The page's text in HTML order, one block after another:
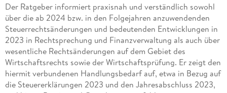
Der Ratgeber informiert praxisnah und verständlich sowohl
über die ab 2024 bzw. in den Folgejahren anzuwendenden
Steuerrechtsänderungen und bedeutenden Entwicklungen in
2023 in Rechtsprechung und Finanzverwaltung als auch über
wesentliche Rechtsänderungen auf dem Gebiet des
Wirtschaftsrechts sowie der Wirtschaftsprüfung. Er zeigt den
hiermit verbundenen Handlungsbedarf auf, etwa in Bezug auf
die Steuererklärungen 2023 und den Jahresabschluss 2023,